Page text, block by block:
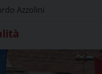
Repubblica
Azzolini